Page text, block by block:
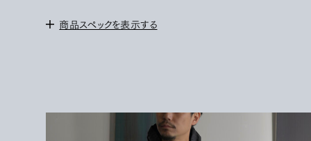
商品スペックを表示する
POLYESTER74% POLYAMIDE 26